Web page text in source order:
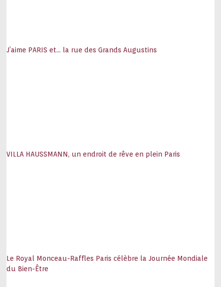
J’aime PARIS et… la rue des Grands Augustins
VILLA HAUSSMANN, un endroit de rêve en plein Paris
Le Royal Monceau-Raffles Paris célèbre la Journée Mondiale
du Bien-Être